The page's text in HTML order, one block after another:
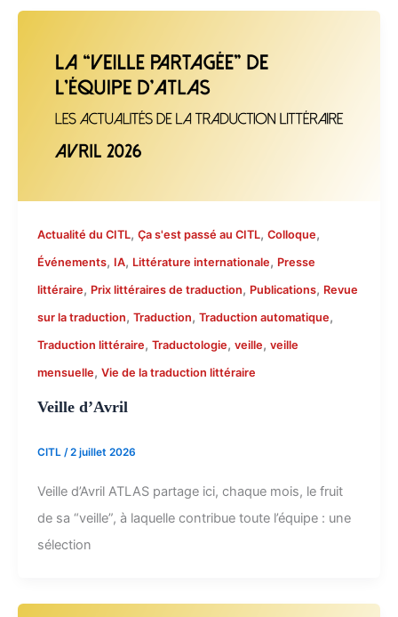
Actualité du CITL, Ça s'est passé au CITL, Colloque,
Événements, IA, Littérature internationale, Presse
littéraire, Prix littéraires de traduction, Publications, Revue
sur la traduction, Traduction, Traduction automatique,
Traduction littéraire, Traductologie, veille, veille
mensuelle, Vie de la traduction littéraire
Veille d’Avril
CITL /2 juillet 2026
Veille d’Avril ATLAS partage ici, chaque mois, le fruit
de sa “veille”, à laquelle contribue toute l’équipe : une
sélection